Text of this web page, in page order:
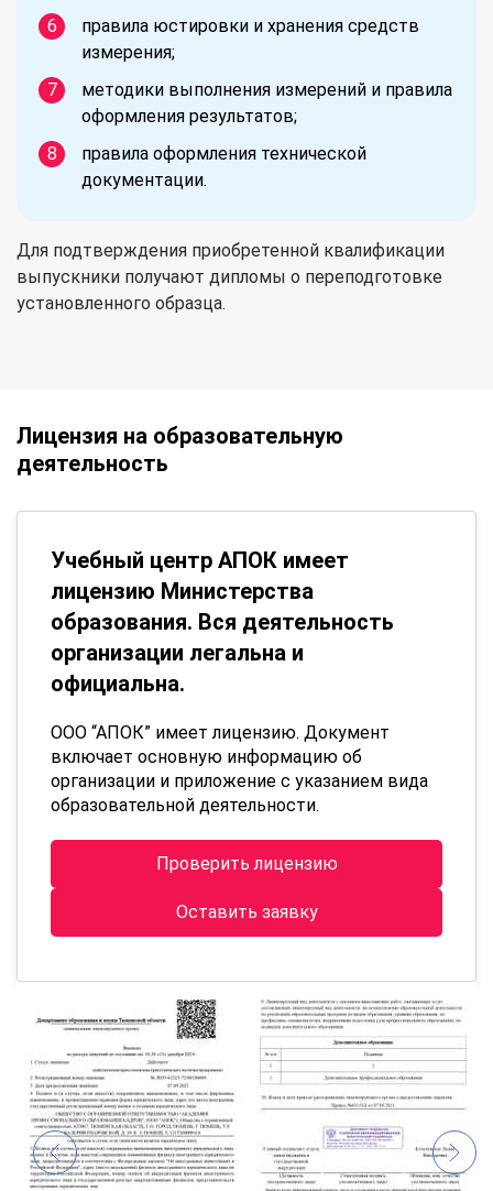
правила юстировки и хранения средств
измерения;
методики выполнения измерений и правила
оформления результатов;
правила оформления технической
документации.
Для подтверждения приобретенной квалификации
выпускники получают дипломы о переподготовке
установленного образца.
Лицензия на образовательную
деятельность
Учебный центр АПОК имеет
лицензию Министерства
образования. Вся деятельность
организации легальна и
официальна.
ООО “АПОК” имеет лицензию. Документ
включает основную информацию об
организации и приложение с указанием вида
образовательной деятельности.
Проверить лицензию
Оставить заявку